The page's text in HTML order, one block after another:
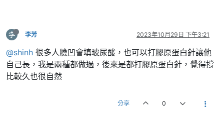
李 李芳 2023年10月29日 下午3:21
@shinh 很多人臉凹會填玻尿酸，也可以打膠原蛋白針讓他
自己長，我是兩種都做過，後來是都打膠原蛋白針，覺得撐
比較久也很自然
分享 0